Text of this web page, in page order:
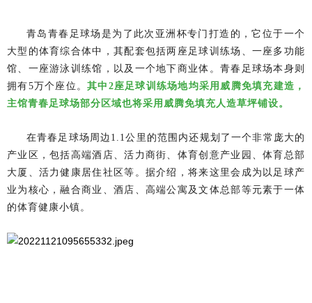
青岛青春足球场是为了此次亚洲杯专门打造的，它位于一个
大型的体育综合体中，其配套包括两座足球训练场、一座多功能
馆、一座游泳训练馆，以及一个地下商业体。青春足球场本身则
拥有5万个座位。 其中2座足球训练场地均采用威腾免填充建造，
主馆青春足球场部分区域也将采用威腾免填充人造草坪铺设。
在青春足球场周边1.1公里的范围内还规划了一个非常庞大的
产业区，包括高端酒店、活力商街、体育创意产业园、体育总部
大厦、活力健康居住社区等。据介绍，将来这里会成为以足球产
业为核心，融合商业、酒店、高端公寓及文体总部等元素于一体
的体育健康小镇。